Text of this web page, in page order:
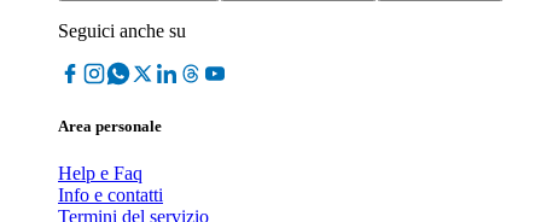
Seguici anche su
Area personale
Help e Faq
Info e contatti
Termini del servizio